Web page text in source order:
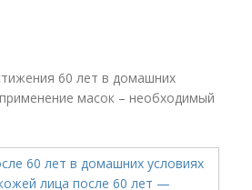
60 лет в домашних
масок – необходимый